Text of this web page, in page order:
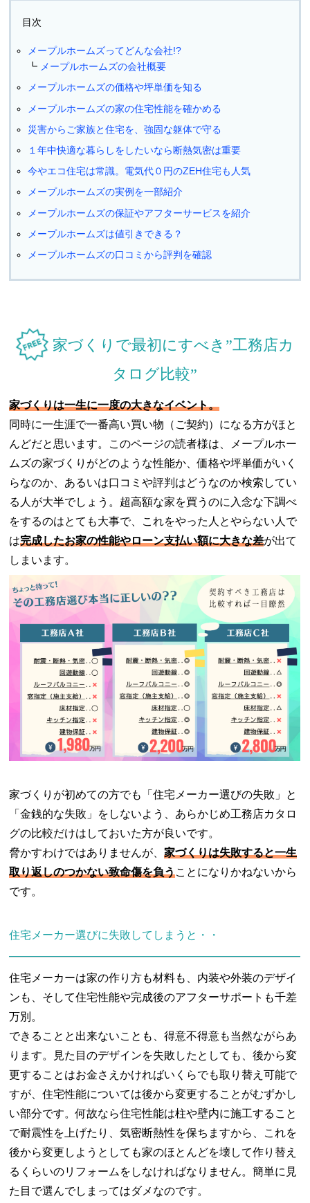
目次
メープルホームズってどんな会社!?
メープルホームズの会社概要
メープルホームズの価格や坪単価を知る
メープルホームズの家の住宅性能を確かめる
災害からご家族と住宅を、強固な躯体で守る
１年中快適な暮らしをしたいなら断熱気密は重要
今やエコ住宅は常識。電気代０円のZEH住宅も人気
メープルホームズの実例を一部紹介
メープルホームズの保証やアフターサービスを紹介
メープルホームズは値引きできる？
メープルホームズの口コミから評判を確認